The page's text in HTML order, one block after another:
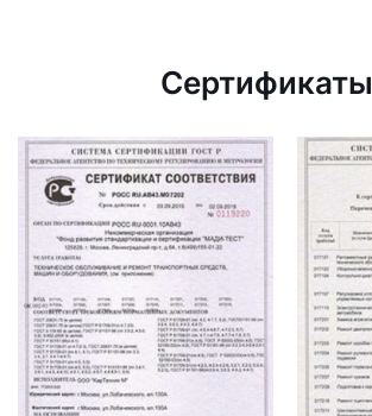
Сертификаты